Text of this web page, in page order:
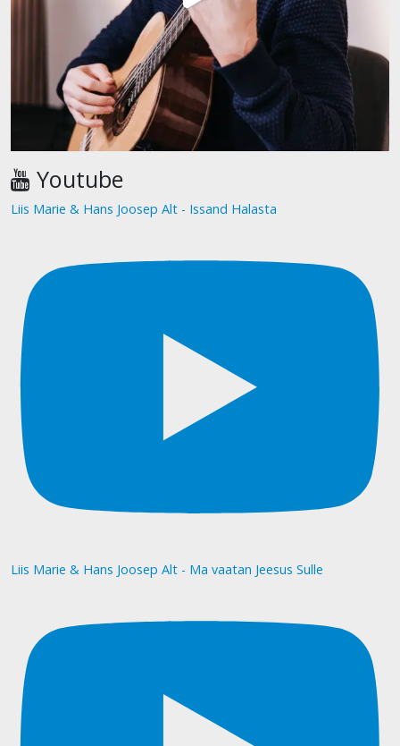
Youtube
Liis Marie & Hans Joosep Alt - Issand Halasta
Liis Marie & Hans Joosep Alt - Ma vaatan Jeesus Sulle